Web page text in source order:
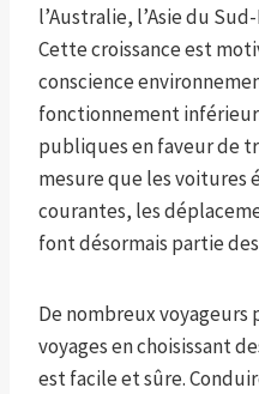
l’Australie, l’Asie du
Cette croissance est
conscience
fonctionnement
publiques en faveur de
mesure que les
courantes, les
font désormais partie
De nombreux
voyages en choisissant
est facile et sûre.